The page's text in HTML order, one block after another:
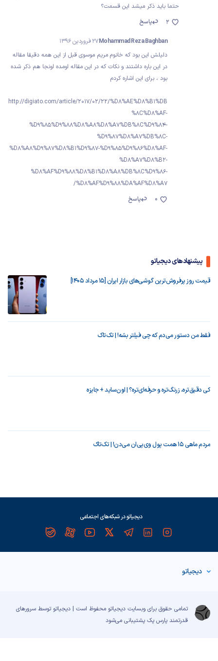
حتما بايد ذكر ميشد اين قسمت؟
پاسخ
2
Mohammad Reza Baghban27 فروردین 1396
دلیلش این بود که خانوم مریم موسوی قبل از این همه دقیقا مقاله
در این باره داشتند و نکات که در این مقاله اومده اونجا هم ذکر شده
بود ، برای این اشاره کردم
http://digiato.com/article/2017/02/22/%D8%AE%D8%B1%DB
%8C%D8%AF-
%D9%85%D9%88%D8%A8%D8%A7%DB%8C%D9%84-
%D9%87%D8%A7%DB%8C-
%D8%A8%D9%87%D8%B1%D9%87-%D9%85%D9%86%D8%AF-
%D8%A7%D8%B2-
%D8%AF%D9%88%D8%B1%D8%A8%DB%8C%D9%86-
%D8%AF%D9%88%DA%AF%D8%A7/
پاسخ
0
پیشنهادهای دیجیاتو
قیمت روز پرفروش‌ترین گوشی‌های بازار ایران [15 مرداد 1405]
فقط من دستور می‌دم که چی فیلتر بشه! | تک‌تاک
کی دقیق‌تره، زرنگ‌تره و حرفه‌ای‌تره؟ | اون‌ساید + جایزه
مردم ماهی ۱۵ همت پول وی‌پی‌ان می‌دن! | تک‌تاک
دیجیاتو در شبکه‌های اجتماعی
دیجیاتو
تمامی حقوق برای وبسایت دیجیاتو محفوظ است | دیجیاتو توسط سرورهای
قدرتمند پارس پک پشتیبانی می‌شود